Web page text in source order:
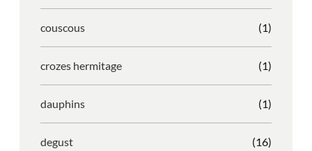
couscous (1)
crozes hermitage (1)
dauphins (1)
degust (16)